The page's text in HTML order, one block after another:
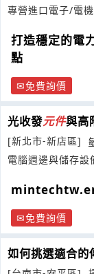
專營進口電子/電
打造穩定的電
點
免費詢價
光收發元件與高
[新北市-新店區]
電腦週邊與儲存
免費詢價
如何挑選適合的